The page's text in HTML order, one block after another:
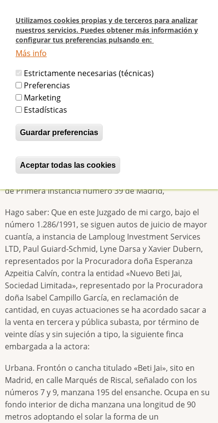
Utilizamos cookies propias y de terceros para analizar
nuestros servicios. Puedes obtener más información y
configurar tus preferencias pulsando en:
Más info
Estrictamente necesarias (técnicas)
Preferencias
Marketing
Estadísticas
Guardar preferencias
Aceptar todas las cookies
Revocar consentimiento
contenido
principal
Inicio Historia del Frontón Beti-Jai
1999 - Subasta del Beti-Jai
betijaimadrid
Subasta del frontón Beti-Jai
MADRID - Edicto
de Primera Instancia número 39 de Madrid,
Hago saber: Que en este Juzgado de mi cargo, bajo el
número 1.286/1991, se siguen autos de juicio de mayor
cuantía, a instancia de Lamploug Investment Services
LTD, Paul Guiard-Schmid, Lyne Darsa y Xavier Dubern,
representados por la Procuradora doña Esperanza
Azpeitia Calvín, contra la entidad «Nuevo Beti Jai,
Sociedad Limitada», representado por la Procuradora
doña Isabel Campillo García, en reclamación de
cantidad, en cuyas actuaciones se ha acordado sacar a
la venta en tercera y pública subasta, por término de
veinte días y sin sujeción a tipo, la siguiente finca
embargada a la actora:
Urbana. Frontón o cancha titulado «Beti Jai», sito en
Madrid, en calle Marqués de Riscal, señalado con los
números 7 y 9, manzana 195 del ensanche. Ocupa en su
fondo interior de dicha manzana una longitud de 90
metros adoptando el solar la forma de un